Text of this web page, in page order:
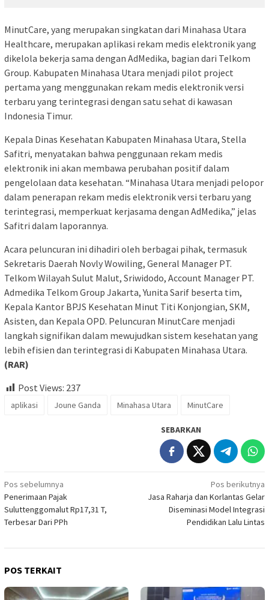
MinutCare, yang merupakan singkatan dari Minahasa Utara
Healthcare, merupakan aplikasi rekam medis elektronik yang
dikelola bekerja sama dengan AdMedika, bagian dari Telkom
Group. Kabupaten Minahasa Utara menjadi pilot project
pertama yang menggunakan rekam medis elektronik versi
terbaru yang terintegrasi dengan satu sehat di kawasan
Indonesia Timur.
Kepala Dinas Kesehatan Kabupaten Minahasa Utara, Stella
Safitri, menyatakan bahwa penggunaan rekam medis
elektronik ini akan membawa perubahan positif dalam
pengelolaan data kesehatan. “Minahasa Utara menjadi pelopor
dalam penerapan rekam medis elektronik versi terbaru yang
terintegrasi, memperkuat kerjasama dengan AdMedika,” jelas
Safitri dalam laporannya.
Acara peluncuran ini dihadiri oleh berbagai pihak, termasuk
Sekretaris Daerah Novly Wowiling, General Manager PT.
Telkom Wilayah Sulut Malut, Sriwidodo, Account Manager PT.
Admedika Telkom Group Jakarta, Yunita Sarif beserta tim,
Kepala Kantor BPJS Kesehatan Minut Titi Konjongian, SKM,
Asisten, dan Kepala OPD. Peluncuran MinutCare menjadi
langkah signifikan dalam mewujudkan sistem kesehatan yang
lebih efisien dan terintegrasi di Kabupaten Minahasa Utara.
(RAR)
Post Views: 237
aplikasi Joune Ganda Minahasa Utara MinutCare
SEBARKAN
Navigasi
pos
Pos sebelumnya
Penerimaan Pajak
Suluttenggomalut Rp17,31 T,
Terbesar Dari PPh
Pos berikutnya
Jasa Raharja dan Korlantas Gelar
Diseminasi Model Integrasi
Pendidikan Lalu Lintas
POS TERKAIT